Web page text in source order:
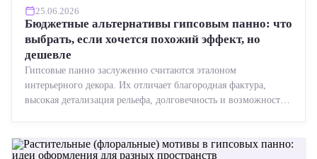
25.06.2026
Бюджетные альтернативы гипсовым панно: что
выбрать, если хочется похожий эффект, но
дешевле
Гипсовые панно заслуженно считаются эталоном
интерьерного декора. Их отличает благородная фактура,
высокая детализация рельефа, долговечность и возможность